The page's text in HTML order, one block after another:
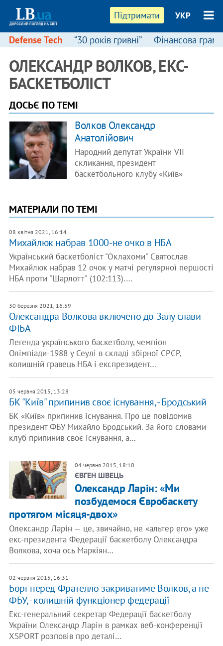
Підтримати УКР
Defense Tech “30 років гривні” Фінансова
ОЛЕКСАНДР ВОЛКОВ, ЕКС-
БАСКЕТБОЛІСТ
ДОСЬЄ ПО ТЕМІ
Волков Олександр
Анатолійович
Народний депутат України VII
скликання, президент
баскетбольного клубу «Київ»
МАТЕРІАЛИ ПО ТЕМІ
08 квітня 2021, 16:14
Михайлюк набрав 1000-не очко в НБА
Український баскетболіст "Оклахоми" Святослав
Михайлюк набрав 12 очок у матчі регулярної першості
НБА проти "Шарлотт" (102:113).…
30 березня 2021, 16:59
Олександра Волкова включено до Залу слави
ФІБА
Легенда українського баскетболу, чемпіон
Олімпіади-1988 у Сеулі в складі збірної СРСР,
колишній гравець НБА і експрезидент…
05 червня 2015, 13:28
БК "Київ" припинив своє існування, - Бродський
БК «Київ» припинив існування. Про це повідомив
президент ФБУ Михайло Бродський. За його словами
клуб припинив своє існування, а…
04 червня 2015, 18:10
ЄВГЕН ШВЕЦЬ
Олександр Ларін: «Ми
позбудемося Євробаскету
протягом місяця-двох»
Олександр Ларін — це, звичайно, не «альтер его» уже
екс-президента Федерації баскетболу Олександра
Волкова, хоча ось Маркіян…
02 червня 2015, 16:31
Борг перед Фрателло закриватиме Волков, а не
ФБУ, - колишній функціонер федерації
Екс-генеральний секретар Федерації баскетболу
України Олександр Ларін в рамках веб-конференції
XSPORT розповів про деталі…